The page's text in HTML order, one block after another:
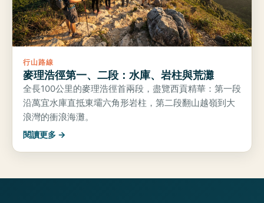
行山路線
麥理浩徑第一、二段：水庫、岩柱與荒灘
全長100公里的麥理浩徑首兩段，盡覽西貢精華：第一段
沿萬宜水庫直抵東壩六角形岩柱，第二段翻山越嶺到大
浪灣的衝浪海灘。
閱讀更多 →